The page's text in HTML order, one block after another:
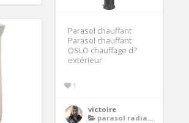
Parasol chauffant
Parasol chauffant
OSLO chauffage d?
extérieur
1
victoire
parasol radiateur chauffant